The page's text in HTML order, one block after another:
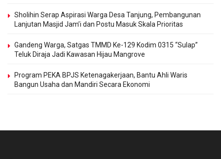
Sholihin Serap Aspirasi Warga Desa Tanjung, Pembangunan
Lanjutan Masjid Jam’i dan Postu Masuk Skala Prioritas
Gandeng Warga, Satgas TMMD Ke-129 Kodim 0315 “Sulap”
Teluk Diraja Jadi Kawasan Hijau Mangrove
Program PEKA BPJS Ketenagakerjaan, Bantu Ahli Waris
Bangun Usaha dan Mandiri Secara Ekonomi